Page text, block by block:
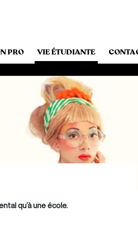
PRO VIE ÉTUDIANTE
qu’à une école.